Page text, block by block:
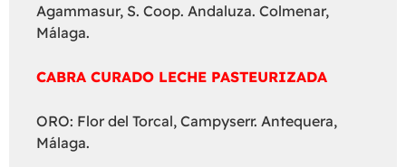
Agammasur, S. Coop. Andaluza. Colmenar,
Málaga.
CABRA CURADO LECHE PASTEURIZADA
ORO: Flor del Torcal, Campyserr. Antequera,
Málaga.